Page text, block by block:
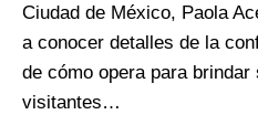
Ciudad de México, Paola
a conocer detalles de la
de cómo opera para brindar
visitantes…